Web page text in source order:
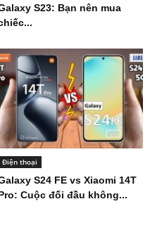
S23: Bạn nên mua
Điện thoại
S24 FE vs Xiaomi 14T
Cuộc đối đầu không...